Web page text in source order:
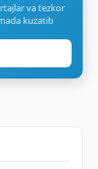
va tezkor
kuzatib